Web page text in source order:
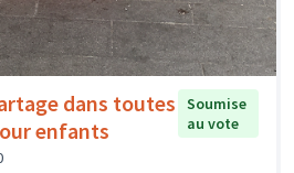
dans toutes
enfants
Soumise
au vote